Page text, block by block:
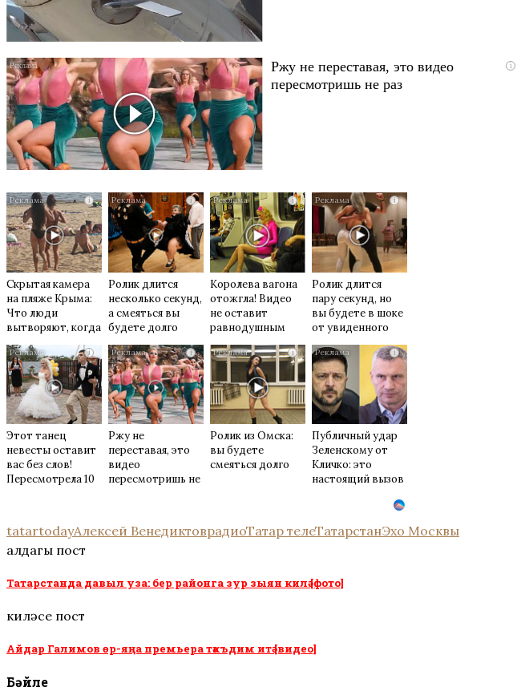
i
Ржу не переставая, это видео
пересмотришь не раз
i
Скрытая камера
на пляже Крыма:
Что люди
вытворяют, когда
их не видят...
i
Ролик длится
несколько секунд,
а смеяться вы
будете долго
i
Королева вагона
отожгла! Видео
не оставит
равнодушным
i
Ролик длится
пару секунд, но
вы будете в шоке
от увиденного
i
Этот танец
невесты оставит
вас без слов!
Пересмотрела 10
i
Ржу не
переставая, это
видео
пересмотришь не
i
Ролик из Омска:
вы будете
смеяться долго
i
Публичный удар
Зеленскому от
Кличко: это
настоящий вызов
tatartodayАлексей ВенедиктоврадиоТатар телеТатарстанЭхо Москвы
алдагы пост
Татарстанда давыл уза: бер районга зур зыян килә [фото]
киләсе пост
Айдар Галимов өр-яңа премьера тәкъдим итә [видео]
Бәйле